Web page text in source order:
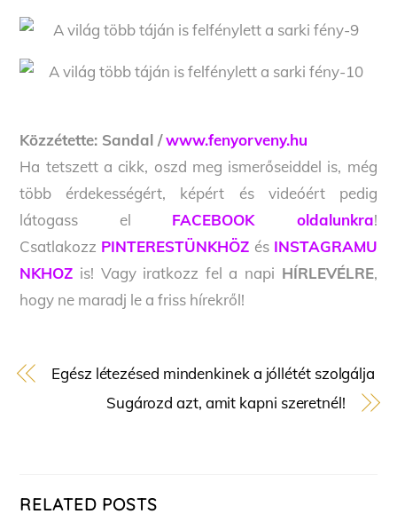
Közzétette: Sandal /www.fenyorveny.hu
Ha tetszett a cikk, oszd meg ismerőseiddel is, még
több érdekességért, képért és videóért pedig
látogass el FACEBOOK oldalunkra!
Csatlakozz PINTERESTÜNKHÖZ és INSTAGRAMU
NKHOZ is! Vagy iratkozz fel a napi HÍRLEVÉLRE,
hogy ne maradj le a friss hírekről!
Egész létezésed mindenkinek a jóllétét szolgálja
Sugározd azt, amit kapni szeretnél!
RELATED POSTS